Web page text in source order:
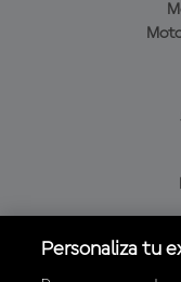
Personaliza tu